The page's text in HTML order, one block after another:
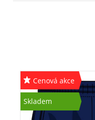
Cenová akce
Skladem